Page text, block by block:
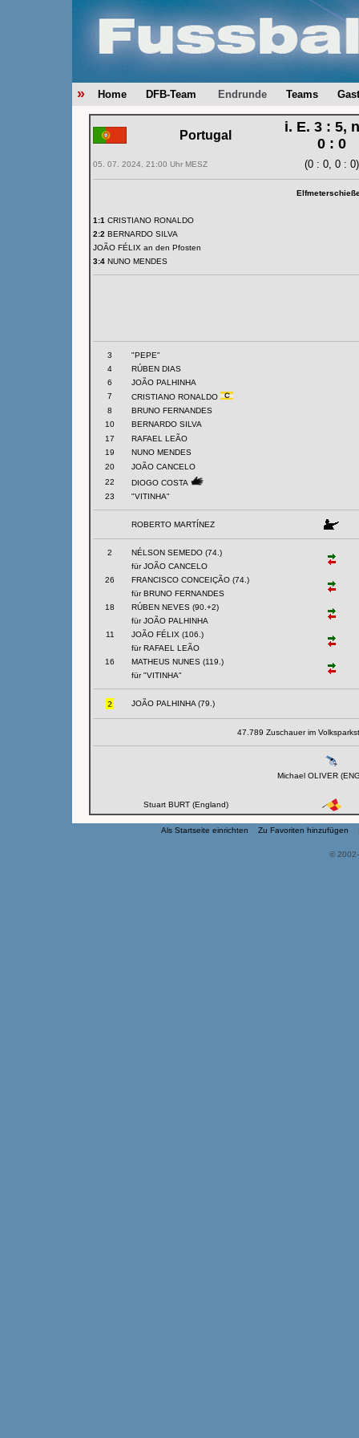
» Home DFB-Team Endrunde Teams
Portugal
i. E. 3 : 5,
0 : 0
05. 07. 2024, 21:00 Uhr MESZ (0 : 0, 0 : 0)
1:1 CRISTIANO RONALDO
2:2 BERNARDO SILVA
JOÃO FÉLIX an den Pfosten
3:4 NUNO MENDES
3
"PEPE"
4
RÚBEN DIAS
6
JOÃO PALHINHA
7
CRISTIANO RONALDO
8
BRUNO FERNANDES
10
BERNARDO SILVA
17
RAFAEL LEÃO
19
NUNO MENDES
20
JOÃO CANCELO
22
DIOGO COSTA
23
"VITINHA"
ROBERTO MARTÍNEZ
2
NÉLSON SEMEDO (74.)
für JOÃO CANCELO
26
FRANCISCO CONCEIÇÃO (74.)
für BRUNO FERNANDES
18
RÚBEN NEVES (90.+2)
für JOÃO PALHINHA
11
JOÃO FÉLIX (106.)
für RAFAEL LEÃO
16
MATHEUS NUNES (119.)
für "VITINHA"
JOÃO PALHINHA (79.)
47.789 Zuschauer im
Michael OLIVER
Stuart BURT (England)
Als Startseite einrichten Zu Favoriten hinzufügen
©